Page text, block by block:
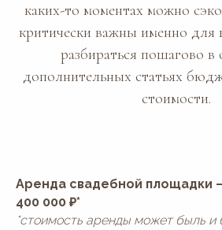
каких-то моментах можно
критически важны именно для
разбираться пошагово
дополнительных статьях
стоимости.
Аренда свадебной площадки
400 000 ₽*
*стоимость аренды может быль и